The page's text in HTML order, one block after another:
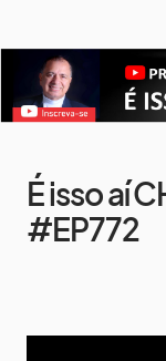
É isso aí
#EP772